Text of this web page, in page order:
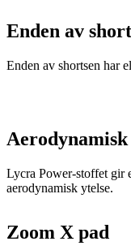
Enden av
Enden av shortsen har
Lycra Power-stoffet gir
aerodynamisk ytelse.
Zoom X pad